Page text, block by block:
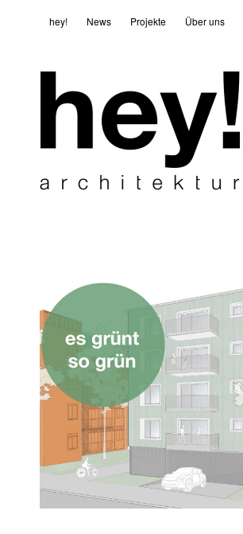
hey! News Projekte Über uns
11. Juni 2021